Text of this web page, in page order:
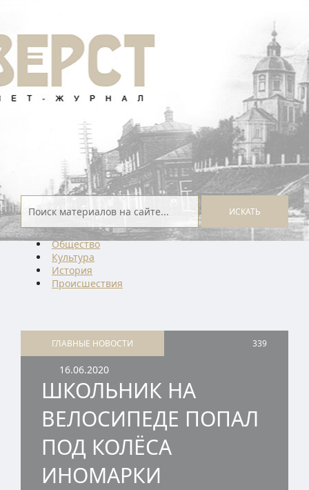
ИСКАТЬ
Общество
Культура
История
Проиcшествия
ГЛАВНЫЕ НОВОСТИ 339
16.06.2020
ШКОЛЬНИК НА
ВЕЛОСИПЕДЕ ПОПАЛ
ПОД КОЛЁСА
ИНОМАРКИ